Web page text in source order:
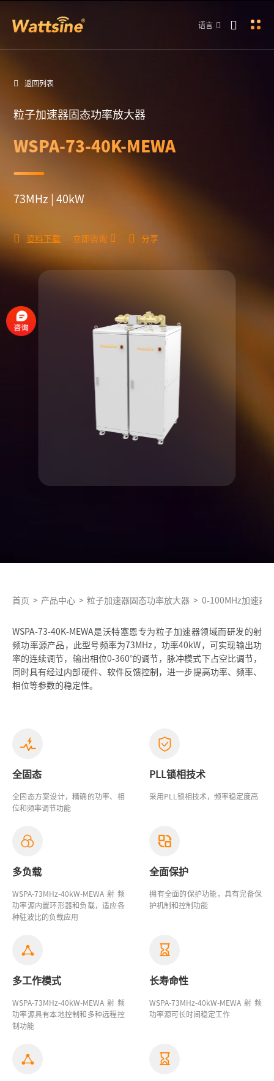
语言
返回列表
粒子加速器固态功率放大器
WSPA-73-40K-MEWA
73MHz | 40kW
资料下载 立即咨询 分享
首页 > 产品中心 > 粒子加速器固态功率放大器 > 0-100MHz加速器
WSPA-73-40K-MEWA是沃特塞恩专为粒子加速器领域而研发的射
频功率源产品，此型号频率为73MHz，功率40kW，可实现输出功
率的连续调节，输出相位0-360°的调节，脉冲模式下占空比调节，
同时具有经过内部硬件、软件反馈控制，进一步提高功率、频率、
相位等参数的稳定性。
全固态
全固态方案设计，精确的功率、相
位和频率调节功能
PLL锁相技术
采用PLL锁相技术，频率稳定度高
多负载
WSPA-73MHz-40kW-MEWA射频
功率源内置环形器和负载，适应各
种驻波比的负载应用
全面保护
拥有全面的保护功能，具有完备保
护机制和控制功能
多工作模式
WSPA-73MHz-40kW-MEWA射频
功率源具有本地控制和多种远程控
制功能
长寿命性
WSPA-73MHz-40kW-MEWA射频
功率源可长时间稳定工作